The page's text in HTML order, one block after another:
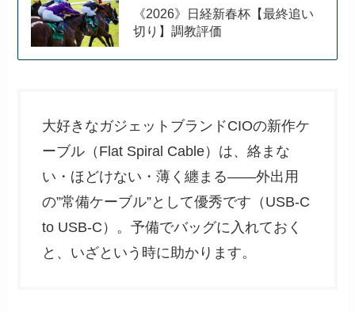
《2026》日経新春杯【最終追い
切り】調教評価
大好きなガジェットブランドCIOの新作ケ
ーブル（Flat Spiral Cable）は、絡まな
い・ほどけない・薄く纏まる――外出用
の”常備ケーブル”として優秀です（USB-C
to USB-C）。予備でバッグに入れておく
と、いざという時に助かります。